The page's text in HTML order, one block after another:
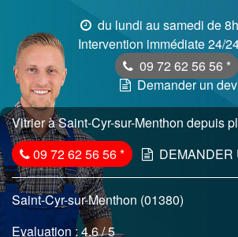
du lundi au samedi de
Intervention immédiate 24/
09 72 62 56 56 *
Demander un
Vitrier à Saint-Cyr-sur-Menthon depuis
09 72 62 56 56* DEMANDER
Saint-Cyr-sur-Menthon (01380)
Evaluation :4.6/ 5